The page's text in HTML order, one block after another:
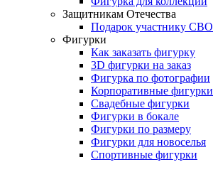
Защитникам Отечества
Подарок участнику СВО
Фигурки
Как заказать фигурку
3D фигурки на заказ
Фигурка по фотографии
Корпоративные фигурки
Свадебные фигурки
Фигурки в бокале
Фигурки по размеру
Фигурки для новоселья
Спортивные фигурки